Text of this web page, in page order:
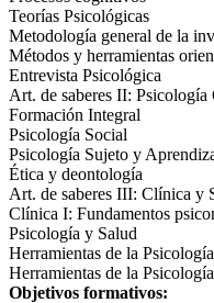
Teorías Psicológicas
Metodología general de la
Métodos y herramientas
Entrevista Psicológica
Art. de saberes II:
Formación Integral
Psicología Social
Psicología Sujeto y
Ética y deontología
Art. de saberes III: Clínica y
Clínica I: Fundamentos
Psicología y Salud
Herramientas de la
Herramientas de la
Objetivos formativos: